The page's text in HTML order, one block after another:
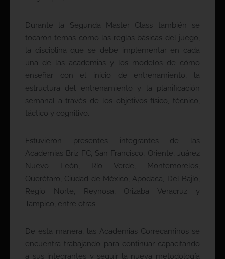
Durante la Segunda Master Class también se
tocaron temas como las reglas básicas del juego,
la disciplina que se debe implementar en cada
una de las academias y los modelos de cómo
enseñar con el inicio de entrenamiento, la
estructura del entrenamiento y la planificación
semanal a través de los objetivos físico, técnico,
táctico y cognitivo.
Estuvieron presentes integrantes de las
Academias Briz FC, San Francisco, Oriente, Juárez
Nuevo León, Río Verde, Montemorelos,
Querétaro, Ciudad de México, Apodaca, Del Bajío,
Regio Norte, Reynosa, Orizaba Veracruz y
Tampico, entre otras.
De esta manera, las Academias Correcaminos se
encuentra trabajando para continuar capacitando
a sus integrantes y seguir la nueva metodología